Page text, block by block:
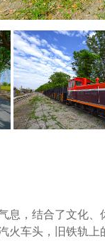
息，结合了文化
火车头，旧铁轨